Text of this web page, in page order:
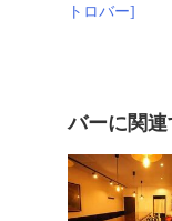
トロバー]
バーに関